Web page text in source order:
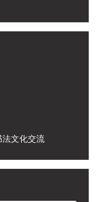
法文化交流